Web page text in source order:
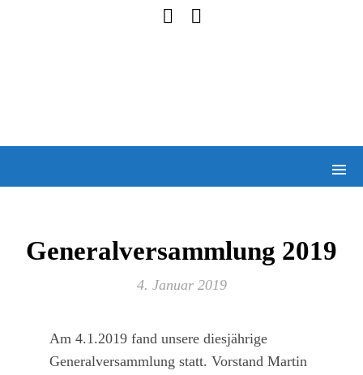
Generalversammlung 2019
4. Januar 2019
Am 4.1.2019 fand unsere diesjährige
Generalversammlung statt. Vorstand Martin